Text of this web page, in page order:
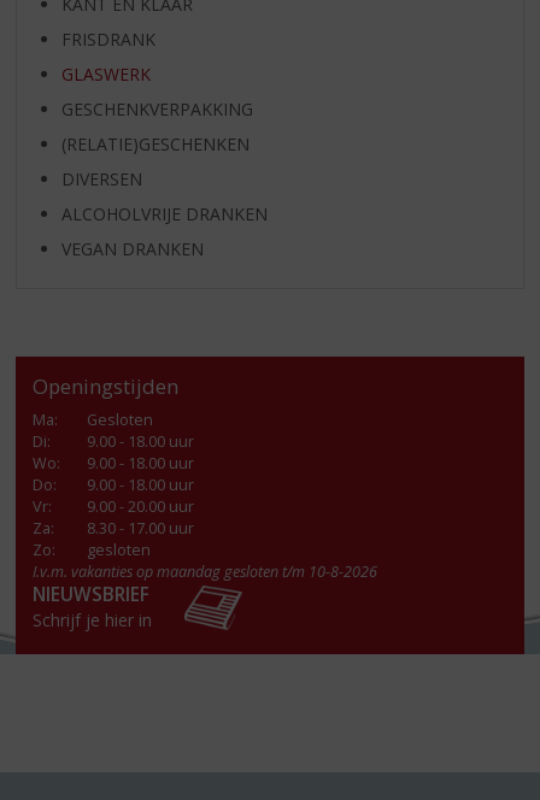
FRISDRANK
GLASWERK
GESCHENKVERPAKKING
(RELATIE)GESCHENKEN
DIVERSEN
ALCOHOLVRIJE DRANKEN
VEGAN DRANKEN
Openingstijden
Ma:
Gesloten
Di:
9.00 - 18.00 uur
Wo:
9.00 - 18.00 uur
Do:
9.00 - 18.00 uur
Vr:
9.00 - 20.00 uur
Za:
8.30 - 17.00 uur
Zo:
gesloten
I.v.m. vakanties op maandag gesloten t/m 10-8-2026
NIEUWSBRIEF
Schrijf je hier in